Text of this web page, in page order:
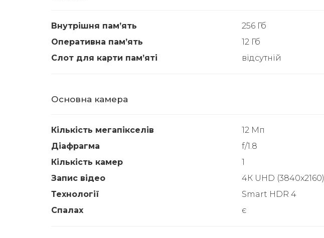
Внутрішня памʼять
256 Гб
Оперативна памʼять
12 Гб
Слот для карти памʼяті
відсутній
Основна камера
Кількість мегапікселів
12 Мп
Діафрагма
f/1.8
Кількість камер
1
Запис відео
4К UHD (3840x2160)
Технології
Smart HDR 4
Спалах
є